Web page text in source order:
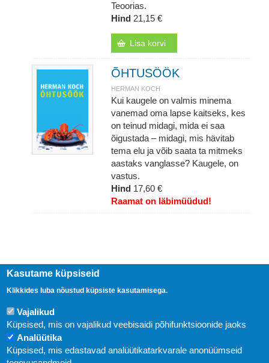
Teoorias.
Hind 21,15 €
Lisa korvi
ÕHTUSÖÖK
HERMAN KOCH
Kui kaugele on valmis minema
vanemad oma lapse kaitseks, kes
on teinud midagi, mida ei saa
õigustada – midagi, mis hävitab
tema elu ja võib saata ta mitmeks
aastaks vanglasse? Kaugele, on
vastus.
Hind 17,60 €
Raamat on läbimüüdud!
Uudised
Kasutame küpsiseid
Klikkides luba nõustud küpsiste kasutamisega.
Vajalikud
Küpsised, mis on vajalikud veebisaidi põhifunktsioonide jaoks
Analüütika
Küpsised, mis edastavad analüütikatarkvarale anonüümseid